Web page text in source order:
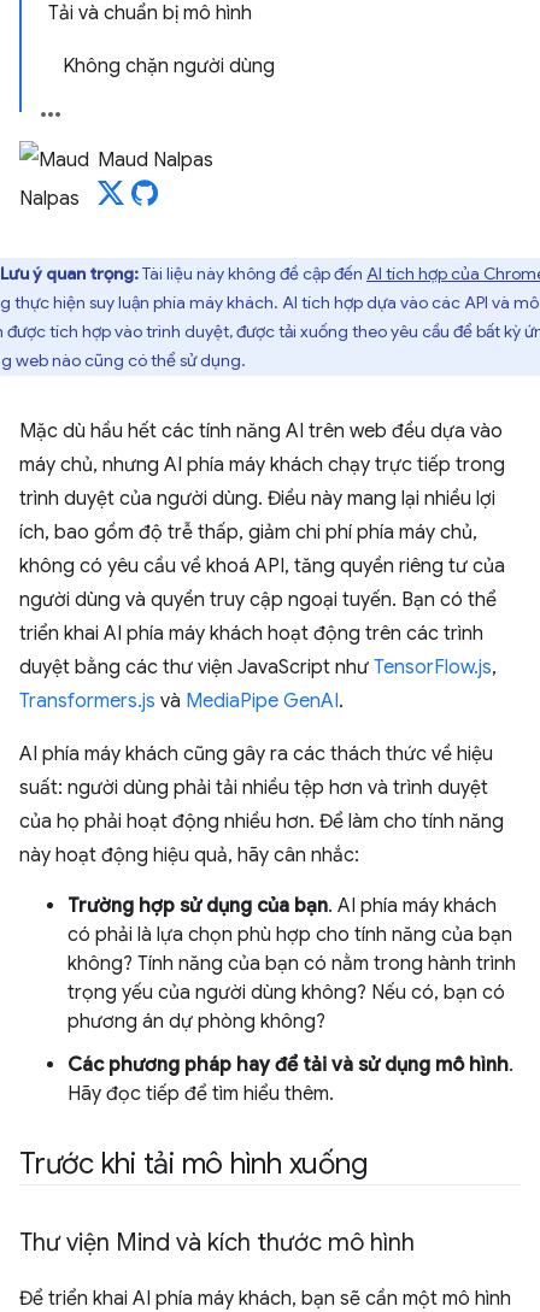
Tải và chuẩn bị mô hình
Không chặn người dùng
Maud Nalpas
Lưu ý quan trọng:Tài liệu này không đề cập đến AI tích hợp của
thực hiện suy luận phía máy khách. AI tích hợp dựa vào các API và mô
được tích hợp vào trình duyệt, được tải xuống theo yêu cầu để bất kỳ
web nào cũng có thể sử dụng.
Mặc dù hầu hết các tính năng AI trên web đều dựa vào
máy chủ, nhưng AI phía máy khách chạy trực tiếp trong
trình duyệt của người dùng. Điều này mang lại nhiều lợi
ích, bao gồm độ trễ thấp, giảm chi phí phía máy chủ,
không có yêu cầu về khoá API, tăng quyền riêng tư của
người dùng và quyền truy cập ngoại tuyến. Bạn có thể
triển khai AI phía máy khách hoạt động trên các trình
duyệt bằng các thư viện JavaScript như TensorFlow.js,
Transformers.js và MediaPipe GenAI.
AI phía máy khách cũng gây ra các thách thức về hiệu
suất: người dùng phải tải nhiều tệp hơn và trình duyệt
của họ phải hoạt động nhiều hơn. Để làm cho tính năng
này hoạt động hiệu quả, hãy cân nhắc:
Trường hợp sử dụng của bạn. AI phía máy khách
có phải là lựa chọn phù hợp cho tính năng của bạn
không? Tính năng của bạn có nằm trong hành trình
trọng yếu của người dùng không? Nếu có, bạn có
phương án dự phòng không?
Các phương pháp hay để tải và sử dụng mô hình.
Hãy đọc tiếp để tìm hiểu thêm.
Trước khi tải mô hình xuống
Thư viện Mind và kích thước mô hình
Để triển khai AI phía máy khách, bạn sẽ cần một mô hình